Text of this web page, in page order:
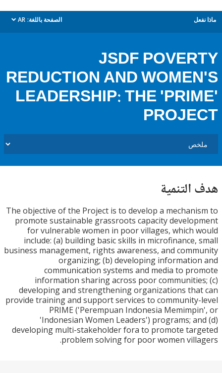
الصفحة باللغة: AR
dropdown
JSDF
REDUCTION AND
LEADERSHIP: THE
The objective of the Project is to develop a
promote sustainable grassroots capacity
for vulnerable women in poor villages, which
include: (a) building basic skills in
business management, rights awareness, and
organizing; (b) developing
communication systems and media to
information sharing across poor
developing and strengthening organizations
provide training and support services to
PRIME ('Perempuan Indonesia
'Indonesian Women Leaders') programs;
developing multi-stakeholder fora to promote
problem solving for poor women